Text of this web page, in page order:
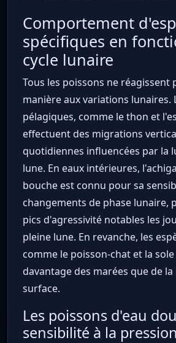
Comportement
spécifiques en
cycle lunaire
Tous les poissons ne réagissent
manière aux variations lunaires.
pélagiques, comme le thon et
effectuent des migrations
quotidiennes influencées par la
lune. En eaux intérieures,
bouche est connu pour sa
changements de phase lunaire,
pics d'agressivité notables les
pleine lune. En revanche, les
comme le poisson-chat et la
davantage des marées que de
surface.
Les poissons d'eau
sensibilité à la pression